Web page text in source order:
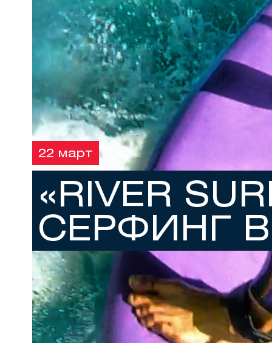
22 март
«RIVER
СЕРФИНГ